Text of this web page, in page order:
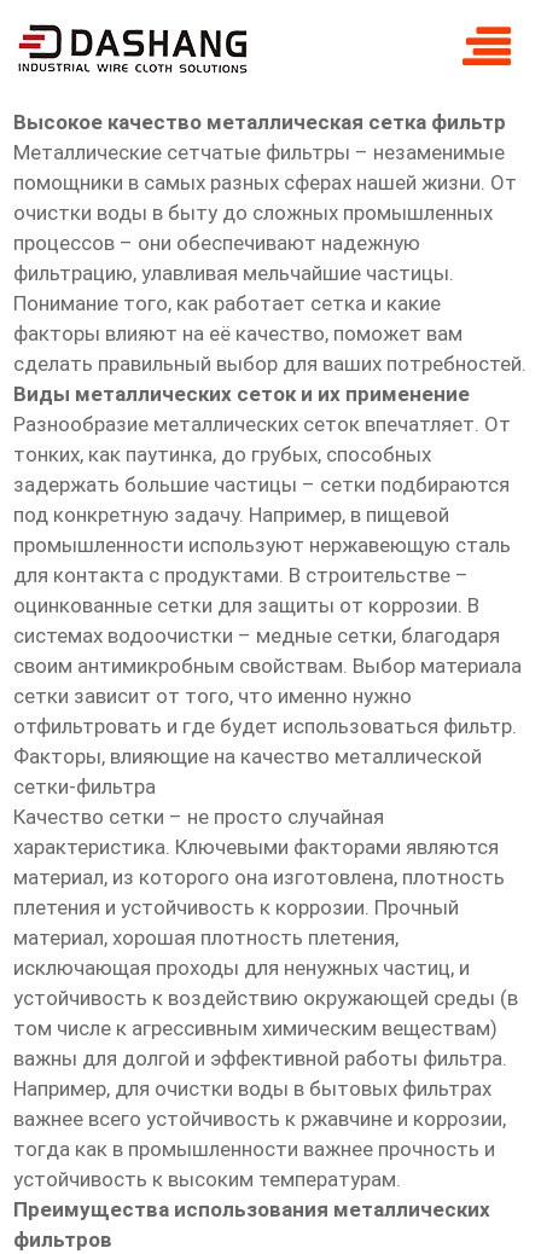
высокое ксчество металлическая
сетка фильтр
Высокое качество металлическая сетка фильтр
Металлические сетчатые фильтры – незаменимые
помощники в самых разных сферах нашей жизни. От
очистки воды в быту до сложных промышленных
процессов – они обеспечивают надежную
фильтрацию, улавливая мельчайшие частицы.
Понимание того, как работает сетка и какие
факторы влияют на её качество, поможет вам
сделать правильный выбор для ваших потребностей.
Виды металлических сеток и их применение
Разнообразие металлических сеток впечатляет. От
тонких, как паутинка, до грубых, способных
задержать большие частицы – сетки подбираются
под конкретную задачу. Например, в пищевой
промышленности используют нержавеющую сталь
для контакта с продуктами. В строительстве –
оцинкованные сетки для защиты от коррозии. В
системах водоочистки – медные сетки, благодаря
своим антимикробным свойствам. Выбор материала
сетки зависит от того, что именно нужно
отфильтровать и где будет использоваться фильтр.
Факторы, влияющие на качество металлической
сетки-фильтра
Качество сетки – не просто случайная
характеристика. Ключевыми факторами являются
материал, из которого она изготовлена, плотность
плетения и устойчивость к коррозии. Прочный
материал, хорошая плотность плетения,
исключающая проходы для ненужных частиц, и
устойчивость к воздействию окружающей среды (в
том числе к агрессивным химическим веществам)
важны для долгой и эффективной работы фильтра.
Например, для очистки воды в бытовых фильтрах
важнее всего устойчивость к ржавчине и коррозии,
тогда как в промышленности важнее прочность и
устойчивость к высоким температурам.
Преимущества использования металлических
фильтров